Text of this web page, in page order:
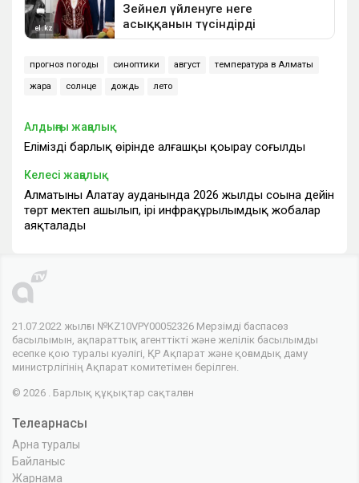
прогноз погоды синоптики август температура в Алматы
жара солнце дождь лето
Алдыңғы жаңалық
Еліміздің барлық өңірінде алғашқы қоңырау соғылды
Келесі жаңалық
Алматының Алатау ауданында 2026 жылдың соңына дейін
төрт мектеп ашылып, ірі инфрақұрылымдық жобалар
аяқталады
21.07.2022 жылғы №KZ10VPY00052326 Мерзімді баспасөз
басылымын, ақпараттық агенттікті және желілік басылымды
есепке қою туралы куәлігі, ҚР Ақпарат және қоғамдық даму
министрлігінің Ақпарат комитетімен берілген.
© 2026 . Барлық құқықтар сақталған
Телеарнасы
Арна туралы
Байланыс
Жарнама